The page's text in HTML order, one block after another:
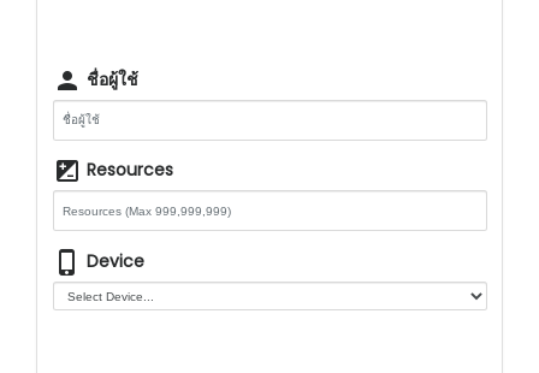
person ชื่อผู้ใช้
iso Resources
phone_iphone Device